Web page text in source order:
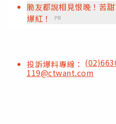
脆友都說相見恨晚！苦
爆紅！
PR
投訴爆料專線：
119@ctwant.com